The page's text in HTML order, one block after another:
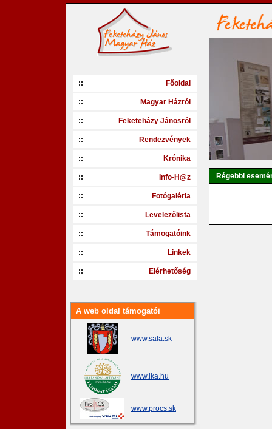
:: Főoldal
:: Magyar Házról
:: Feketeházy Jánosról
:: Rendezvények
:: Krónika
:: Info-H@z
:: Fotógaléria
:: Levelezőlista
:: Támogatóink
:: Linkek
:: Elérhetőség
A web oldal támogatói
www.sala.sk
www.ika.hu
www.procs.sk
Régebbi